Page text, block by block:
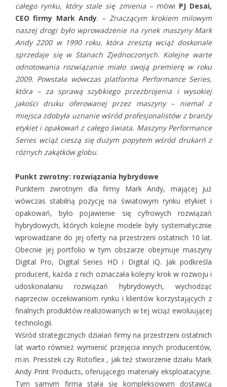
całego rynku, który stale się zmienia– mówi PJ Desai,
CEO firmy Mark Andy. –Znaczącym krokiem milowym
naszej drogi było wprowadzenie na rynek maszyny Mark
Andy 2200 w 1990 roku, która zresztą wciąż doskonale
sprzedaje się w Stanach Zjednoczonych. Kolejne warte
odnotowania rozwiązanie miało swoją premierę w roku
2009. Powstała wówczas platforma Performance Series,
która – za sprawą szybkiego przezbrojenia i wysokiej
jakości druku oferowanej przez maszyny – niemal z
miejsca zdobyła uznanie wśród profesjonalistów z branży
etykiet i opakowań z całego świata. Maszyny Performance
Series wciąż cieszą się dużym popytem wśród drukarń z
różnych zakątków globu.
Punkt zwrotny: rozwiązania hybrydowe
Punktem zwrotnym dla firmy Mark Andy, mającej już
wówczas stabilną pozycję na światowym rynku etykiet i
opakowań, było pojawienie się cyfrowych rozwiązań
hybrydowych, których kolejne modele były systematycznie
wprowadzane do jej oferty na przestrzeni ostatnich 10 lat.
Obecnie jej portfolio w tym obszarze obejmuje maszyny
Digital Pro, Digital Series HD i Digital iQ. Jak podkreśla
producent, każda z nich oznaczała kolejny krok w rozwoju i
udoskonalaniu rozwiązań hybrydowych, wychodząc
naprzeciw oczekiwaniom rynku i klientów korzystających z
finalnych produktów realizowanych w tej wciąż ewoluującej
technologii.
Wśród strategicznych działań firmy na przestrzeni ostatnich
lat warto również wymienić przejęcia innych producentów,
m.in. Presstek czy Rotoflex , jak też stworzenie działu Mark
Andy Print Products, oferującego materiały eksploatacyjne.
Tym samym firma stała się kompleksowym dostawcą